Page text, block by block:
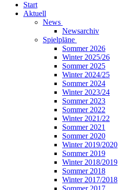
Start
Aktuell
News
Newsarchiv
Spielpläne
Sommer 2026
Winter 2025/26
Sommer 2025
Winter 2024/25
Sommer 2024
Winter 2023/24
Sommer 2023
Sommer 2022
Winter 2021/22
Sommer 2021
Sommer 2020
Winter 2019/2020
Sommer 2019
Winter 2018/2019
Sommer 2018
Winter 2017/2018